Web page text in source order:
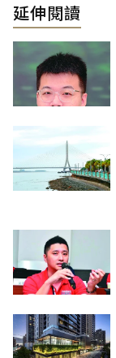
延伸閱讀